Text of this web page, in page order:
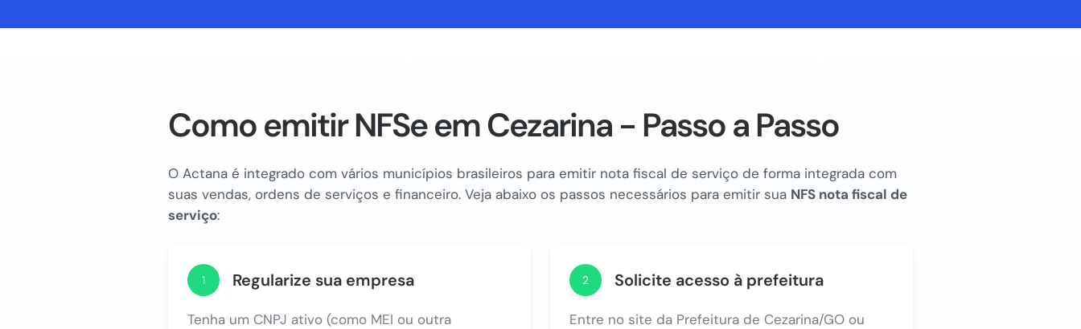
Como emitir NFSe em Cezarina - Passo a Passo
O Actana é integrado com vários municípios brasileiros para emitir nota fiscal de serviço de forma integrada com
suas vendas, ordens de serviços e financeiro. Veja abaixo os passos necessários para emitir sua NFS nota fiscal de
serviço:
1 Regularize sua empresa
Tenha um CNPJ ativo (como MEI ou outra
2 Solicite acesso à prefeitura
Entre no site da Prefeitura de Cezarina/GO ou